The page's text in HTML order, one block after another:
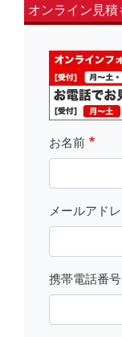
オンライン見積
fsLeft
お名前
メールアド
携帯電話番号